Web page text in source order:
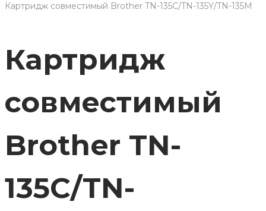
Картридж совместимый Brother TN-135C/TN-135Y/TN-135M
Картридж
совместимый
Brother TN-
135C/TN-